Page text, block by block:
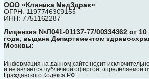
ООО «Клиника МедЗдрав»
ОГРН: 1197746309155
ИНН: 7751162287
Лицензия №Л041-01137-77/00334362 от 10
года, выдана Департаментом
Москвы:
Информация на данном сайте носит
и не является публичной офертой, определяемой
Гражданского Кодекса РФ.